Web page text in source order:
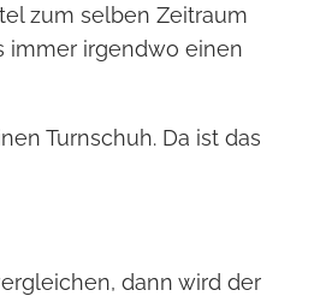
zum selben Zeitraum
immer irgendwo einen
Turnschuh. Da ist das
dann wird der